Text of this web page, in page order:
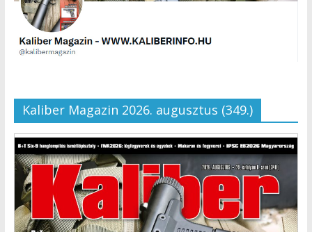
Kaliber Magazin 2026. augusztus (349.)